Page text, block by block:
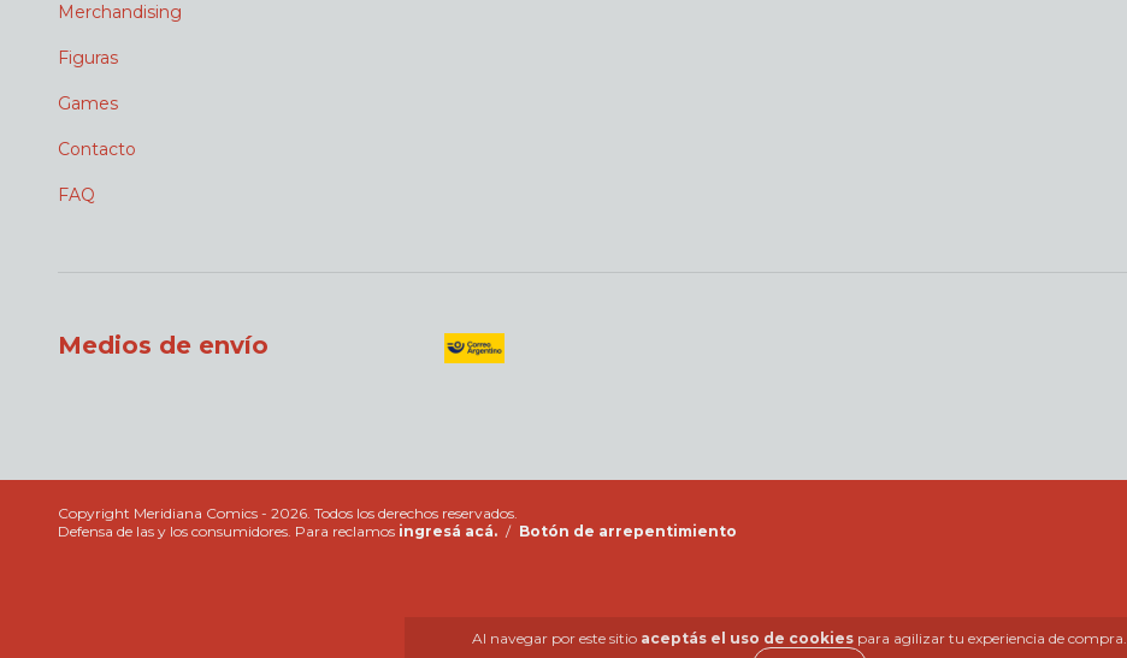
Al navegar por este sitio aceptás el uso de cookies para agilizar tu experiencia de compra.
Merchandising
Figuras
Games
Contacto
FAQ
Medios de envío
Copyright Meridiana Comics - 2026. Todos los derechos reservados.
Defensa de las y los consumidores. Para reclamos ingresá acá. / Botón de arrepentimiento